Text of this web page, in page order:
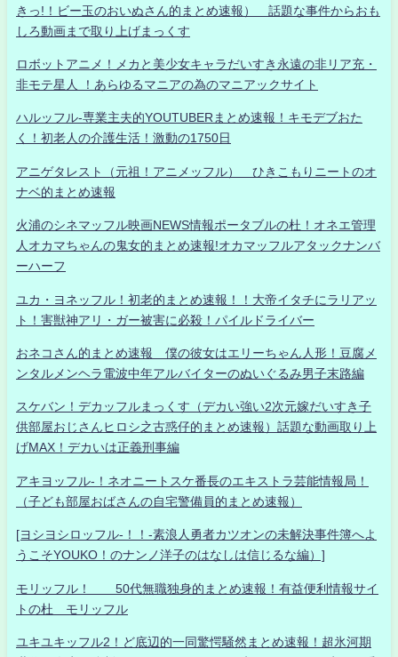
きっ!！ビー玉のおいぬさん的まとめ速報） 話題な事件からおも
しろ動画まで取り上げまっくす
ロボットアニメ！メカと美少女キャラだいすき永遠の非リア充・
非モテ星人 ！あらゆるマニアの為のマニアックサイト
ハルッフル-専業主夫的YOUTUBERまとめ速報！キモデブおた
く！初老人の介護生活！激動の1750日
アニゲタレスト（元祖！アニメッフル） ひきこもりニートのオ
ナベ的まとめ速報
火浦のシネマッフル映画NEWS情報ポータブルの杜！オネエ管理
人オカマちゃんの鬼女的まとめ速報!オカマッフルアタックナンバ
ーハーフ
ユカ・ヨネッフル！初老的まとめ速報！！大帝イタチにラリアッ
ト！害獣神アリ・ガー被害に必殺！パイルドライバー
おネコさん的まとめ速報 僕の彼女はエリーちゃん人形！豆腐メ
ンタルメンヘラ電波中年アルバイターのぬいぐるみ男子末路編
スケバン！デカッフルまっくす（デカい強い2次元嫁だいすき子
供部屋おじさんヒロシ之古惑仔的まとめ速報）話題な動画取り上
げMAX！デカいは正義刑事編
アキヨッフル-！ネオニートスケ番長のエキストラ芸能情報局！
（子ども部屋おばさんの自宅警備員的まとめ速報）
[ヨシヨシロッフル-！！-素浪人勇者カツオンの未解決事件簿へよ
うこそYOUKO！のナンノ洋子のはなしは信じるな編）]
モリッフル！ 50代無職独身的まとめ速報！有益便利情報サイ
トの杜 モリッフル
ユキユキッフル2！ど底辺的一同驚愕騒然まとめ速報！超氷河期